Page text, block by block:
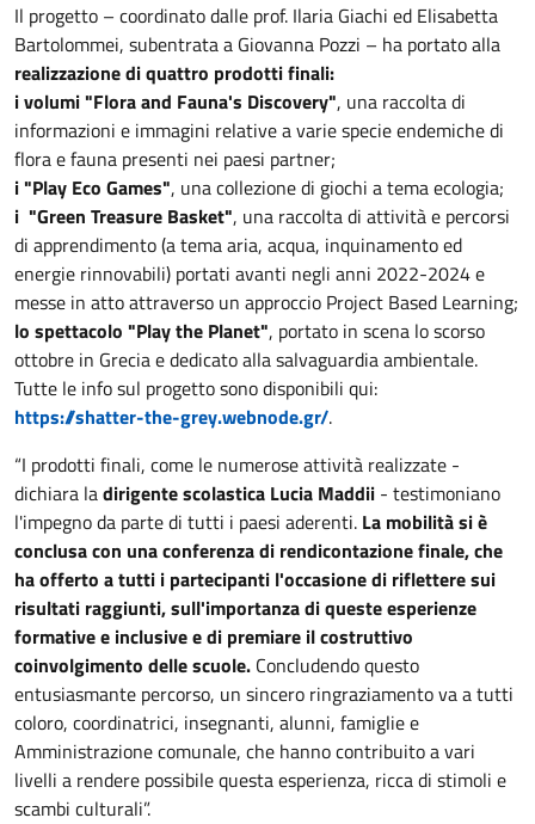
Il progetto – coordinato dalle prof. Ilaria Giachi ed Elisabetta
Bartolommei, subentrata a Giovanna Pozzi – ha portato alla
realizzazione di quattro prodotti finali:
i volumi "Flora and Fauna's Discovery", una raccolta di
informazioni e immagini relative a varie specie endemiche di
flora e fauna presenti nei paesi partner;
i "Play Eco Games", una collezione di giochi a tema ecologia;
i "Green Treasure Basket", una raccolta di attività e percorsi
di apprendimento (a tema aria, acqua, inquinamento ed
energie rinnovabili) portati avanti negli anni 2022-2024 e
messe in atto attraverso un approccio Project Based Learning;
lo spettacolo "Play the Planet", portato in scena lo scorso
ottobre in Grecia e dedicato alla salvaguardia ambientale.
Tutte le info sul progetto sono disponibili qui:
https://shatter-the-grey.webnode.gr/.
“I prodotti finali, come le numerose attività realizzate -
dichiara ladirigente scolastica Lucia Maddii - testimoniano
l'impegno da parte di tutti i paesi aderenti. La mobilità si è
conclusa con una conferenza di rendicontazione finale, che
ha offerto a tutti i partecipanti l'occasione di riflettere sui
risultati raggiunti, sull'importanza di queste esperienze
formative e inclusive e di premiare il costruttivo
coinvolgimento delle scuole. Concludendo questo
entusiasmante percorso, un sincero ringraziamento va a tutti
coloro, coordinatrici, insegnanti, alunni, famiglie e
Amministrazione comunale, che hanno contribuito a vari
livelli a rendere possibile questa esperienza, ricca di stimoli e
scambi culturali”.